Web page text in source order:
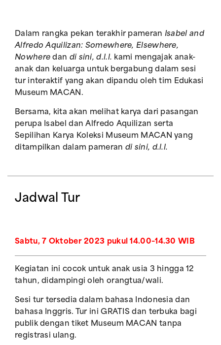
Dalam rangka pekan terakhir pameran Isabel and
Alfredo Aquilizan: Somewhere, Elsewhere,
Nowhere dan di sini, d.l.l. kami mengajak anak-
anak dan keluarga untuk bergabung dalam sesi
tur interaktif yang akan dipandu oleh tim Edukasi
Museum MACAN.
Bersama, kita akan melihat karya dari pasangan
perupa Isabel dan Alfredo Aquilizan serta
Sepilihan Karya Koleksi Museum MACAN yang
ditampilkan dalam pameran di sini, d.l.l.
Jadwal Tur
Sabtu, 7 Oktober 2023 pukul 14.00–14.30 WIB
Kegiatan ini cocok untuk anak usia 3 hingga 12
tahun, didampingi oleh orangtua/wali.
Sesi tur tersedia dalam bahasa Indonesia dan
bahasa Inggris. Tur ini GRATIS dan terbuka bagi
publik dengan tiket Museum MACAN tanpa
registrasi ulang.